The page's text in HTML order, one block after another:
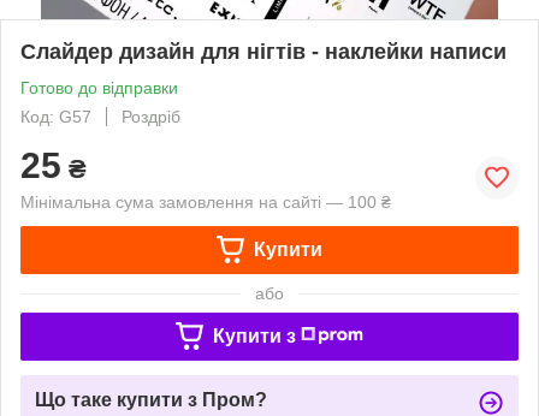
Слайдер дизайн для нігтів - наклейки написи
Готово до відправки
Код: G57
Роздріб
25 ₴
Мінімальна сума замовлення на сайті — 100 ₴
Купити
або
Купити з
Що таке купити з Пром?